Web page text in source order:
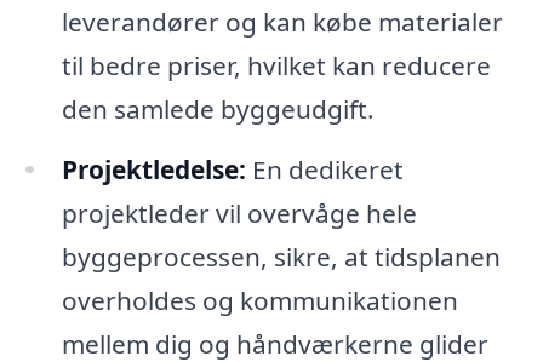
leverandører og kan købe materialer
til bedre priser, hvilket kan reducere
den samlede byggeudgift.
Projektledelse: En dedikeret
projektleder vil overvåge hele
byggeprocessen, sikre, at tidsplanen
overholdes og kommunikationen
mellem dig og håndværkerne glider